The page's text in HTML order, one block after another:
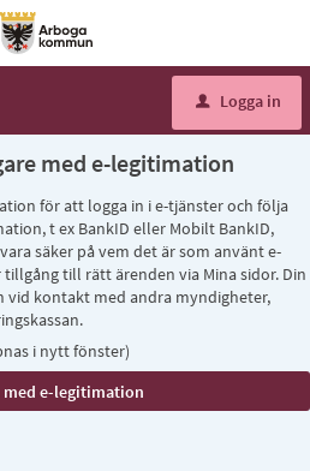
u Logga in
med e-legitimation
för att logga in i e-tjänster och följa
t ex BankID eller Mobilt BankID,
säker på vem det är som använt e-
till rätt ärenden via Mina sidor. Din
vid kontakt med andra myndigheter,
i nytt fönster)